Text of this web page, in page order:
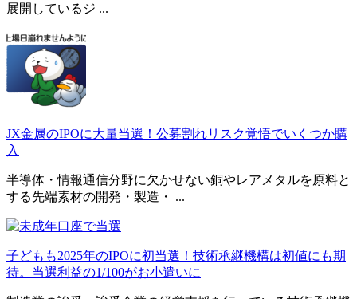
展開しているジ ...
JX金属のIPOに大量当選！公募割れリスク覚悟でいくつか購
入
半導体・情報通信分野に欠かせない銅やレアメタルを原料と
する先端素材の開発・製造・ ...
子どもも2025年のIPOに初当選！技術承継機構は初値にも期
待。当選利益の1/100がお小遣いに